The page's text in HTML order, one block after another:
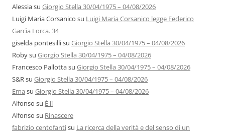
Alessiasu Giorgio Stella 30/04/1975 – 04/08/2026
Luigi Maria Corsanico su Luigi Maria Corsanico legge Federico
Garcìa Lorca. 34
giselda pontesillisu Giorgio Stella 30/04/1975 – 04/08/2026
Robysu Giorgio Stella 30/04/1975 – 04/08/2026
Francesco Pallottasu Giorgio Stella 30/04/1975 – 04/08/2026
S&Rsu Giorgio Stella 30/04/1975 – 04/08/2026
Ema su Giorgio Stella 30/04/1975 – 04/08/2026
Alfonso su È lì
Alfonso su Rinascere
fabrizio centofantisu La ricerca della verità e del senso di un